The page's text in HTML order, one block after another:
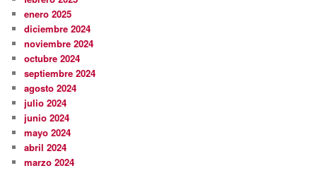
enero 2025
diciembre 2024
noviembre 2024
octubre 2024
septiembre 2024
agosto 2024
julio 2024
junio 2024
mayo 2024
abril 2024
marzo 2024